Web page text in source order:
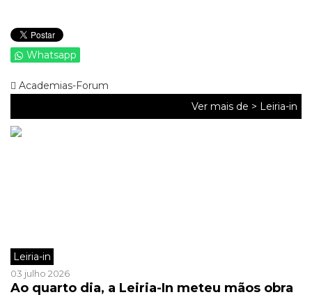
Whatsapp
Academias-Forum
Ver mais de > Leiria-in
Leiria-in
03 julho 2026
Ao quarto dia, a Leiria-In meteu mãos obra